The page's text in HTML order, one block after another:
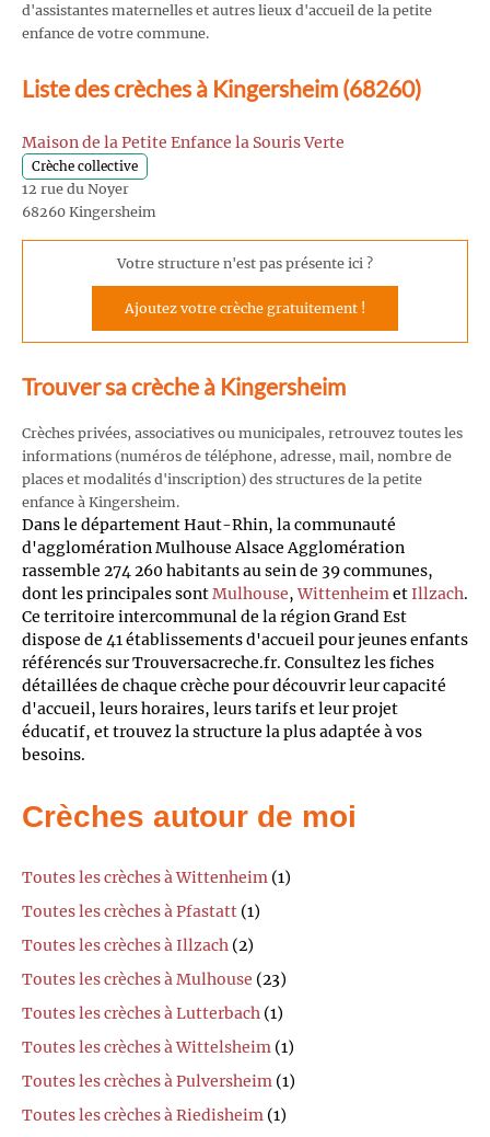
d'assistantes maternelles et autres lieux d'accueil de la petite
enfance de votre commune.
Liste des crèches à Kingersheim (68260)
Maison de la Petite Enfance la Souris Verte
Crèche collective
12 rue du Noyer
68260 Kingersheim
Votre structure n'est pas présente ici ?
Ajoutez votre crèche gratuitement !
Trouver sa crèche à Kingersheim
Crèches privées, associatives ou municipales, retrouvez toutes les
informations (numéros de téléphone, adresse, mail, nombre de
places et modalités d'inscription) des structures de la petite
enfance à Kingersheim.
Dans le département Haut-Rhin, la communauté
d'agglomération Mulhouse Alsace Agglomération
rassemble 274 260 habitants au sein de 39 communes,
dont les principales sontMulhouse,WittenheimetIllzach.
Ce territoire intercommunal de la région Grand Est
dispose de 41 établissements d'accueil pour jeunes enfants
référencés sur Trouversacreche.fr. Consultez les fiches
détaillées de chaque crèche pour découvrir leur capacité
d'accueil, leurs horaires, leurs tarifs et leur projet
éducatif, et trouvez la structure la plus adaptée à vos
besoins.
Crèches autour de moi
Toutes les crèches à Wittenheim (1)
Toutes les crèches à Pfastatt (1)
Toutes les crèches à Illzach (2)
Toutes les crèches à Mulhouse (23)
Toutes les crèches à Lutterbach (1)
Toutes les crèches à Wittelsheim (1)
Toutes les crèches à Pulversheim (1)
Toutes les crèches à Riedisheim (1)